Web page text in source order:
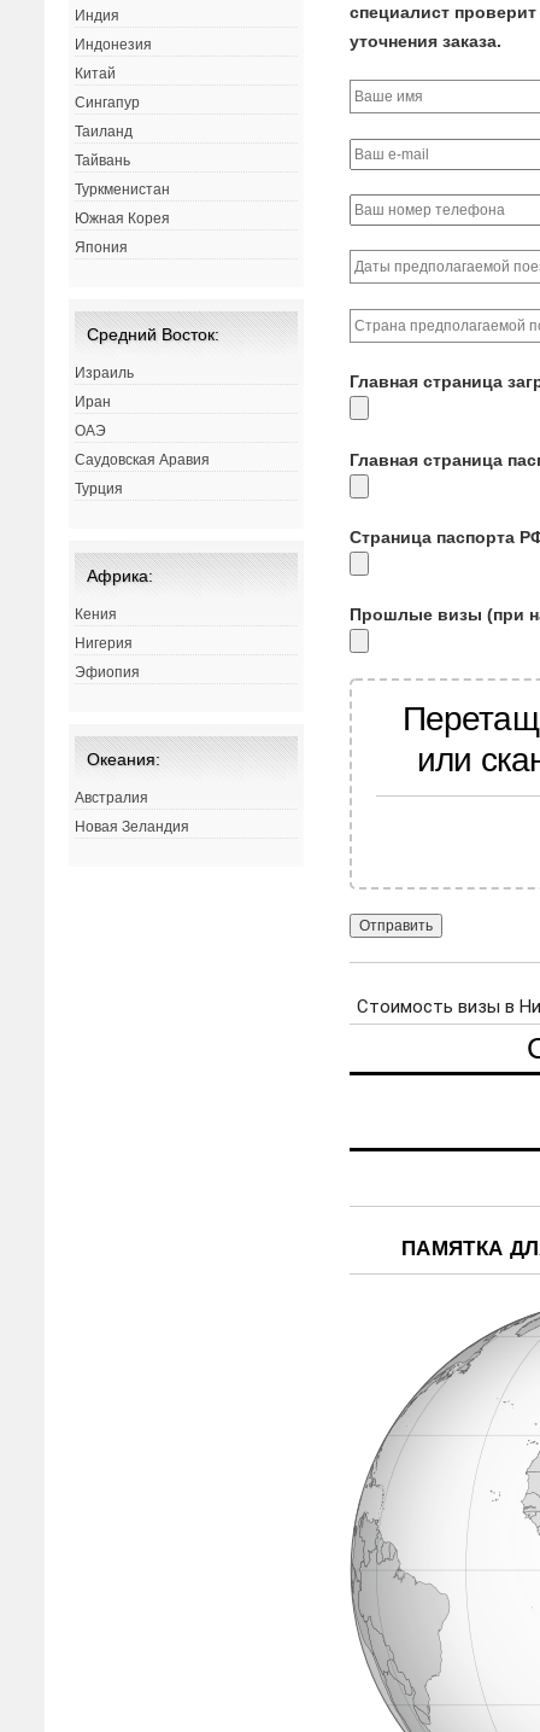
специалист
уточнения заказа.
Главная страница
Главная страница
Страница паспорта
Прошлые визы (при
или
ПАМЯТКА
Индия
Индонезия
Китай
Сингапур
Таиланд
Тайвань
Туркменистан
Южная Корея
Япония
Средний Восток:
Израиль
Иран
ОАЭ
Саудовская Аравия
Турция
Африка:
Кения
Нигерия
Эфиопия
Океания:
Австралия
Новая Зеландия